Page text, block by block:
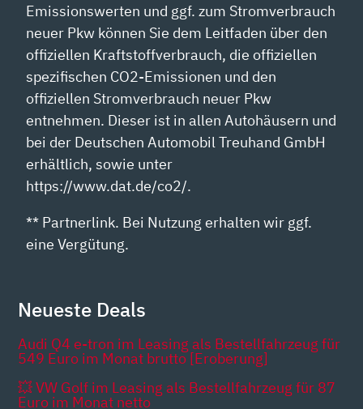
Emissionswerten und ggf. zum Stromverbrauch
neuer Pkw können Sie dem Leitfaden über den
offiziellen Kraftstoffverbrauch, die offiziellen
spezifischen CO2-Emissionen und den
offiziellen Stromverbrauch neuer Pkw
entnehmen. Dieser ist in allen Autohäusern und
bei der Deutschen Automobil Treuhand GmbH
erhältlich, sowie unter
https://www.dat.de/co2/.
** Partnerlink. Bei Nutzung erhalten wir ggf.
eine Vergütung.
Neueste Deals
Audi Q4 e-tron im Leasing als Bestellfahrzeug für
549 Euro im Monat brutto [Eroberung]
💥 VW Golf im Leasing als Bestellfahrzeug für 87
Euro im Monat netto